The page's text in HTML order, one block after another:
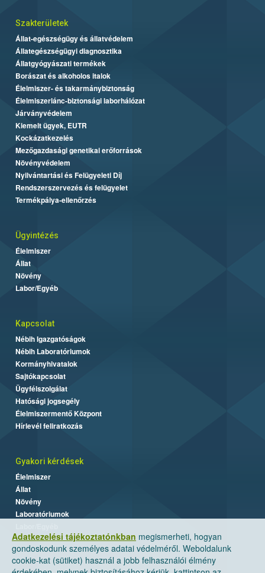
Adatkezelési tájékoztatónkban megismerheti, hogyan
gondoskodunk személyes adatai védelméről. Weboldalunk
cookie-kat (sütiket) használ a jobb felhasználói élmény
Szakterületek
Állat-egészségügy és állatvédelem
Állategészségügyi diagnosztika
Állatgyógyászati termékek
Borászat és alkoholos italok
Élelmiszer- és takarmánybiztonság
Élelmiszerlánc-biztonsági laborhálózat
Járványvédelem
Kiemelt ügyek, EUTR
Kockázatkezelés
Mezőgazdasági genetikai erőforrások
Növényvédelem
Nyilvántartási és Felügyeleti Díj
Rendszerszervezés és felügyelet
Termékpálya-ellenőrzés
Ügyintézés
Élelmiszer
Állat
Növény
Labor/Egyéb
Kapcsolat
Nébih Igazgatóságok
Nébih Laboratóriumok
Kormányhivatalok
Sajtókapcsolat
Ügyfélszolgálat
Hatósági jogsegély
Élelmiszermentő Központ
Hírlevél feliratkozás
Gyakori kérdések
Élelmiszer
Állat
Növény
Laboratóriumok